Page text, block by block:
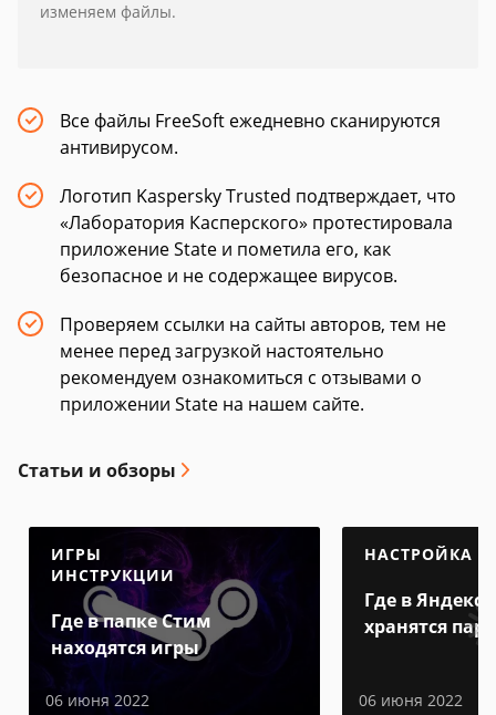
изменяем файлы.
Все файлы FreeSoft ежедневно сканируются
антивирусом.
Логотип Kaspersky Trusted подтверждает, что
«Лаборатория Касперского» протестировала
приложение State и пометила его, как
безопасное и не содержащее вирусов.
Проверяем ссылки на сайты авторов, тем не
менее перед загрузкой настоятельно
рекомендуем ознакомиться с отзывами о
приложении State на нашем сайте.
Статьи и обзоры
ИГРЫ
ИНСТРУКЦИИ
Где в папке Стим
находятся игры
06 июня 2022
НАСТРОЙКА
Где в Яндекс
хранятся
06 июня 2022